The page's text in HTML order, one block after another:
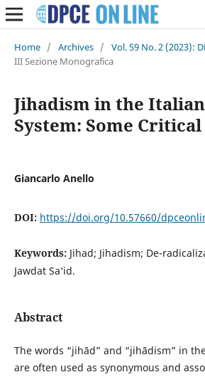
Home / Archives / Vol. 59 No. 2 (2023):
III Sezione Monografica
Jihadism in the
System: Some
Giancarlo Anello
DOI: https://doi.org/10.57660/
Keywords: Jihad; Jihadism; De-
Jawdat Sa‘id.
Abstract
The words “jihād” and “jihādism” in
are often used as synonymous and